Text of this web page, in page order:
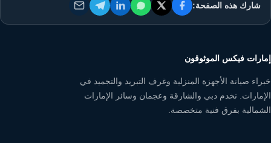
شارك هذه الصفحة:
إمارات فيكس الموثوقون
خبراء صيانة الأجهزة المنزلية وغرف التبريد والتجميد في
الإمارات. نخدم دبي والشارقة وعجمان وسائر الإمارات
الشمالية بفرق فنية متخصصة.